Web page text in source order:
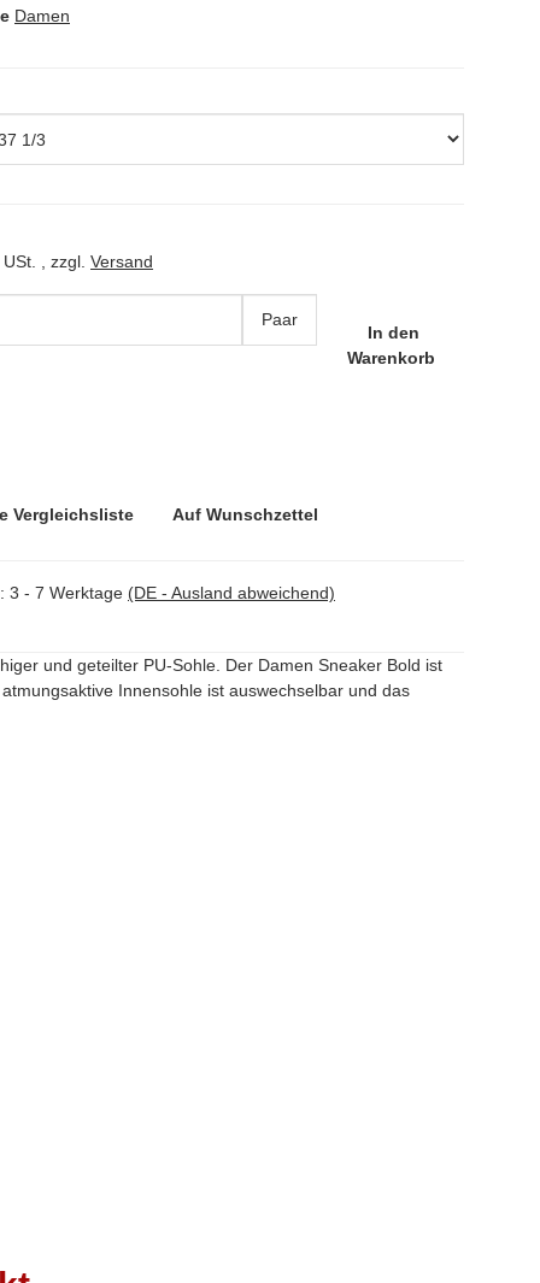
Damen
, zzgl. Versand
Vergleichsliste Auf Wunschzettel
Paar
In den
Warenkorb
3 - 7 Werktage (DE - Ausland abweichend)
und geteilter PU-Sohle. Der Damen Sneaker Bold ist
Innensohle ist auswechselbar und das